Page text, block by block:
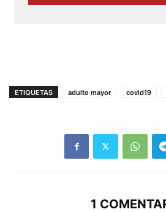
ETIQUETAS adulto mayor covid19
1